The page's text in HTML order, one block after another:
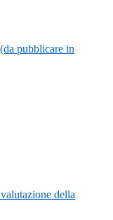
pubblicare in
della